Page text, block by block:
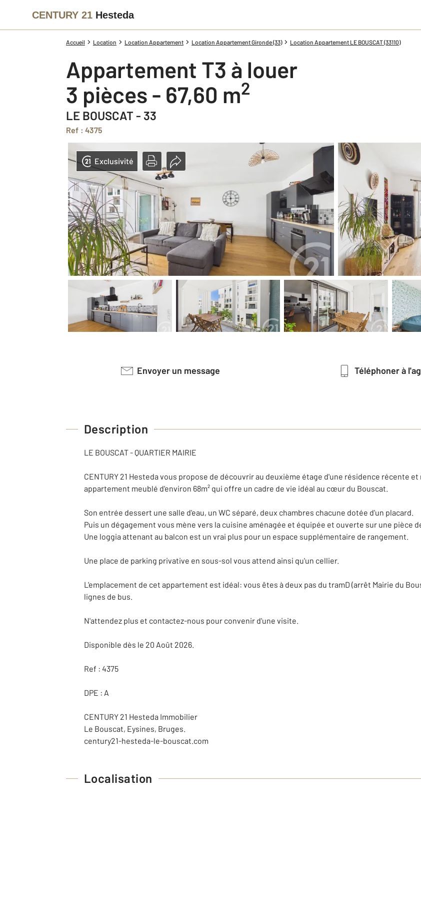
CENTURY 21 Hesteda
Accueil Location Location Appartement Location Appartement Gironde (33) Location Appartement LE BOUSCAT (33110)
Appartement T3 à louer
3 pièces - 67,60 m2
LE BOUSCAT - 33
Ref : 4375
Exclusivité
Envoyer un message Téléphoner à
Description
LE BOUSCAT - QUARTIER MAIRIE
CENTURY 21 Hesteda vous propose de découvrir au deuxième étage d'une résidence récente
appartement meublé d'environ 68m² qui offre un cadre de vie idéal au cœur du Bouscat.
Son entrée dessert une salle d'eau, un WC séparé, deux chambres chacune dotée d'un placard.
Puis un dégagement vous mène vers la cuisine aménagée et équipée et ouverte sur une pièce
Une loggia attenant au balcon est un vrai plus pour un espace supplémentaire de rangement.
Une place de parking privative en sous-sol vous attend ainsi qu'un cellier.
L'emplacement de cet appartement est idéal: vous êtes à deux pas du tramD (arrêt Mairie du
lignes de bus.
N'attendez plus et contactez-nous pour convenir d'une visite.
Disponible dès le 20 Août 2026.
Ref : 4375
DPE : A
CENTURY 21 Hesteda Immobilier
Le Bouscat, Eysines, Bruges.
century21-hesteda-le-bouscat.com
Localisation